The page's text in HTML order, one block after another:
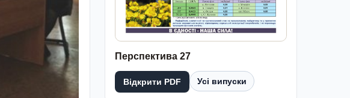
Перспектива 27
Відкрити PDF Усі випуски